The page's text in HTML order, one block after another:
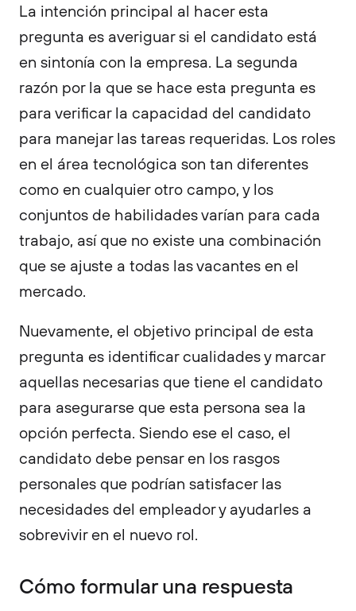
La intención principal al hacer esta
pregunta es averiguar si el candidato está
en sintonía con la empresa. La segunda
razón por la que se hace esta pregunta es
para verificar la capacidad del candidato
para manejar las tareas requeridas. Los roles
en el área tecnológica son tan diferentes
como en cualquier otro campo, y los
conjuntos de habilidades varían para cada
trabajo, así que no existe una combinación
que se ajuste a todas las vacantes en el
mercado.
Nuevamente, el objetivo principal de esta
pregunta es identificar cualidades y marcar
aquellas necesarias que tiene el candidato
para asegurarse que esta persona sea la
opción perfecta. Siendo ese el caso, el
candidato debe pensar en los rasgos
personales que podrían satisfacer las
necesidades del empleador y ayudarles a
sobrevivir en el nuevo rol.
Cómo formular una respuesta